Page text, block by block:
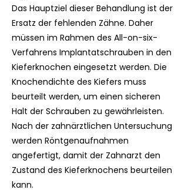
Das Hauptziel dieser Behandlung ist der
Ersatz der fehlenden Zähne. Daher
müssen im Rahmen des All-on-six-
Verfahrens Implantatschrauben in den
Kieferknochen eingesetzt werden. Die
Knochendichte des Kiefers muss
beurteilt werden, um einen sicheren
Halt der Schrauben zu gewährleisten.
Nach der zahnärztlichen Untersuchung
werden Röntgenaufnahmen
angefertigt, damit der Zahnarzt den
Zustand des Kieferknochens beurteilen
kann.